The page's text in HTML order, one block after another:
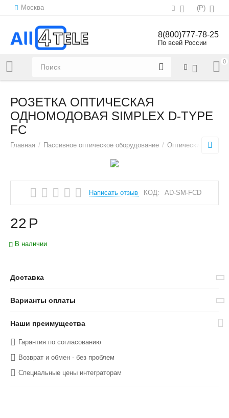
Москва (Р)
Напишите нам:sales@all4tele.com
8(800)777-78-25
По всей России
0
РОЗЕТКА ОПТИЧЕСКАЯ
ОДНОМОДОВАЯ SIMPLEX D-TYPE
FC
Главная / Пассивное оптическое оборудование / Оптические
Написать отзыв КОД: AD-SM-FCD
22 Р
В наличии
Доставка
Варианты оплаты
Наши преимущества
Гарантия по согласованию
Возврат и обмен - без проблем
Специальные цены интеграторам